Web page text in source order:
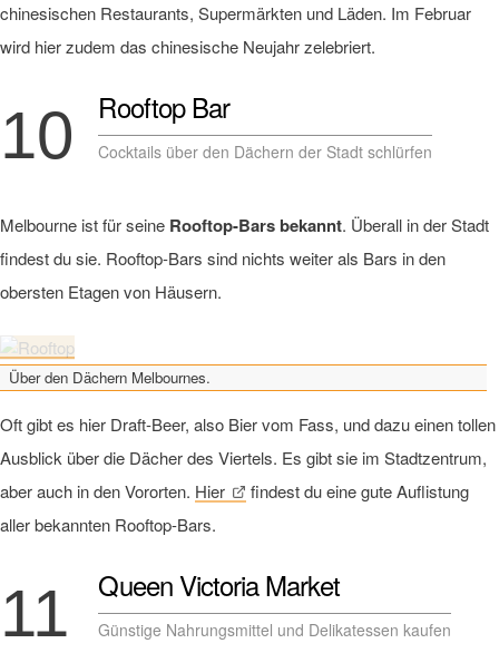
chinesischen Restaurants, Supermärkten und Läden. Im Februar
wird hier zudem das chinesische Neujahr zelebriert.
10 Rooftop Bar
Cocktails über den Dächern der Stadt schlürfen
Melbourne ist für seine Rooftop-Bars bekannt. Überall in der Stadt
findest du sie. Rooftop-Bars sind nichts weiter als Bars in den
obersten Etagen von Häusern.
Über den Dächern Melbournes.
Oft gibt es hier Draft-Beer, also Bier vom Fass, und dazu einen tollen
Ausblick über die Dächer des Viertels. Es gibt sie im Stadtzentrum,
aber auch in den Vororten. Hier
findest du eine gute Auflistung
aller bekannten Rooftop-Bars.
11 Queen Victoria Market
Günstige Nahrungsmittel und Delikatessen kaufen